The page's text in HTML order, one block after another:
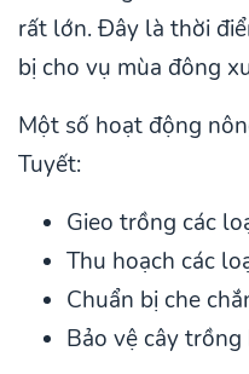
rất lớn. Đây là thời
bị cho vụ mùa đông
Một số hoạt động
Tuyết:
Gieo trồng các
Thu hoạch các
Chuẩn bị che
Bảo vệ cây